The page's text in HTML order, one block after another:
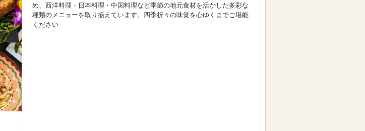
め、西洋料理・日本料理・中国料理など季節の地元食材を活かした多彩な
種類のメニューを取り揃えています。四季折々の味覚を心ゆくまでご堪能
ください